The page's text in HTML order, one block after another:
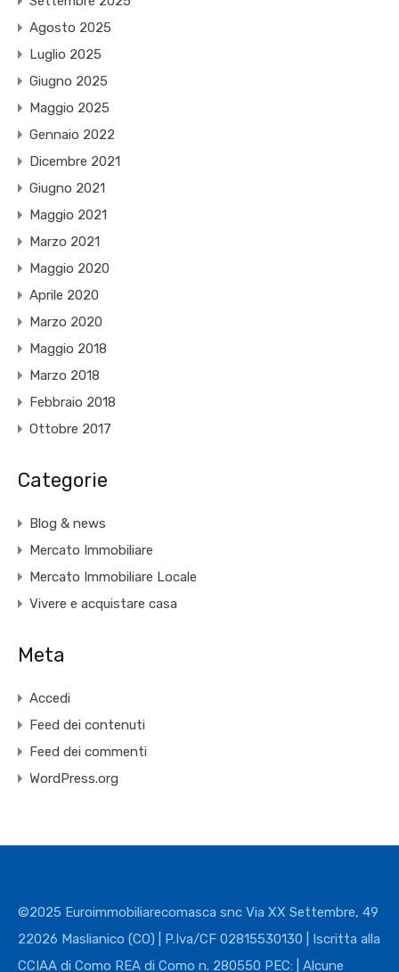
Agosto 2025
Luglio 2025
Giugno 2025
Maggio 2025
Gennaio 2022
Dicembre 2021
Giugno 2021
Maggio 2021
Marzo 2021
Maggio 2020
Aprile 2020
Marzo 2020
Maggio 2018
Marzo 2018
Febbraio 2018
Ottobre 2017
Categorie
Blog & news
Mercato Immobiliare
Mercato Immobiliare Locale
Vivere e acquistare casa
Meta
Accedi
Feed dei contenuti
Feed dei commenti
WordPress.org
©2025 Euroimmobiliarecomasca snc Via XX Settembre, 49
22026 Maslianico (CO) | P.Iva/CF 02815530130 | Iscritta alla
CCIAA di Como REA di Como n. 280550 PEC: | Alcune